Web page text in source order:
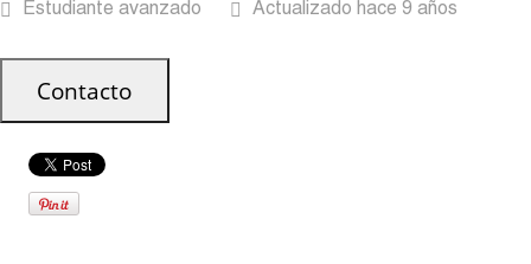
Estudiante avanzado Actualizado hace 9 años